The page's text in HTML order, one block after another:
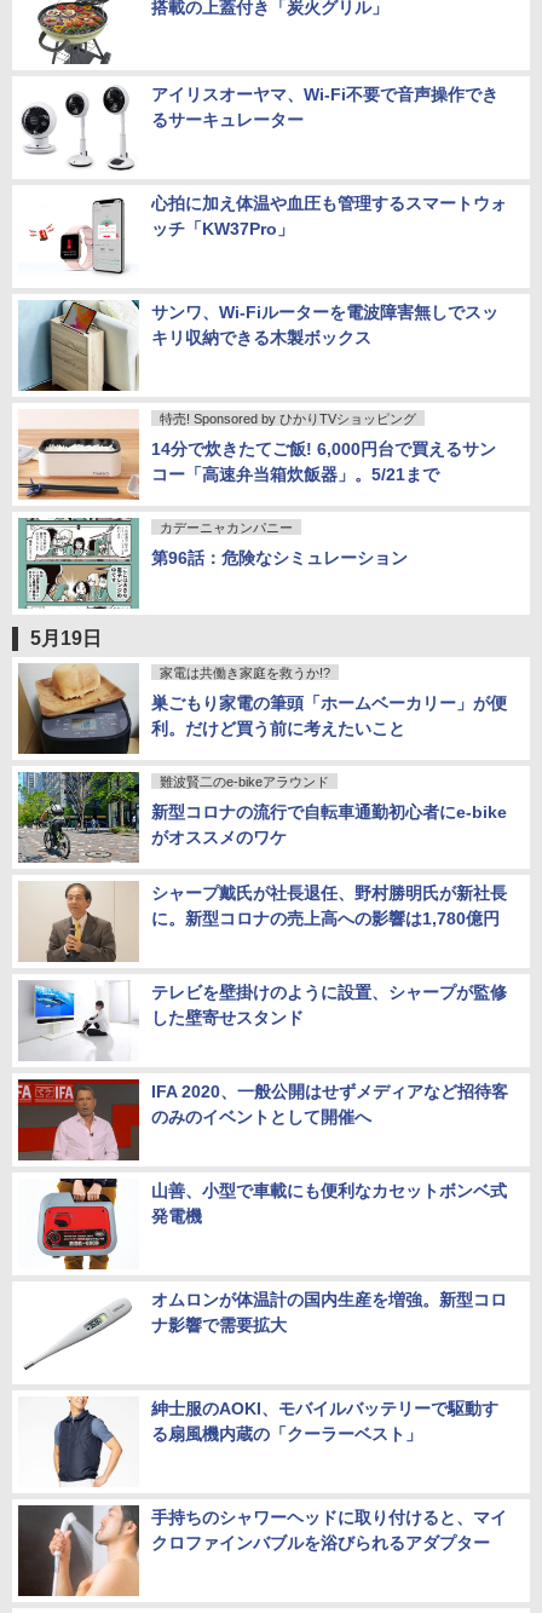
搭載の上蓋付き「炭火グリル」
アイリスオーヤマ、Wi-Fi不要で音声操作でき
るサーキュレーター
心拍に加え体温や血圧も管理するスマートウォ
ッチ「KW37Pro」
サンワ、Wi-Fiルーターを電波障害無しでスッ
キリ収納できる木製ボックス
特売! Sponsored by ひかりTVショッピング
14分で炊きたてご飯! 6,000円台で買えるサン
コー「高速弁当箱炊飯器」。5/21まで
カデーニャカンパニー
第96話：危険なシミュレーション
5月19日
家電は共働き家庭を救うか!?
巣ごもり家電の筆頭「ホームベーカリー」が便
利。だけど買う前に考えたいこと
難波賢二のe-bikeアラウンド
新型コロナの流行で自転車通勤初心者にe-bike
がオススメのワケ
シャープ戴氏が社長退任、野村勝明氏が新社長
に。新型コロナの売上高への影響は1,780億円
テレビを壁掛けのように設置、シャープが監修
した壁寄せスタンド
IFA 2020、一般公開はせずメディアなど招待客
のみのイベントとして開催へ
山善、小型で車載にも便利なカセットボンベ式
発電機
オムロンが体温計の国内生産を増強。新型コロ
ナ影響で需要拡大
紳士服のAOKI、モバイルバッテリーで駆動す
る扇風機内蔵の「クーラーベスト」
手持ちのシャワーヘッドに取り付けると、マイ
クロファインバブルを浴びられるアダプター